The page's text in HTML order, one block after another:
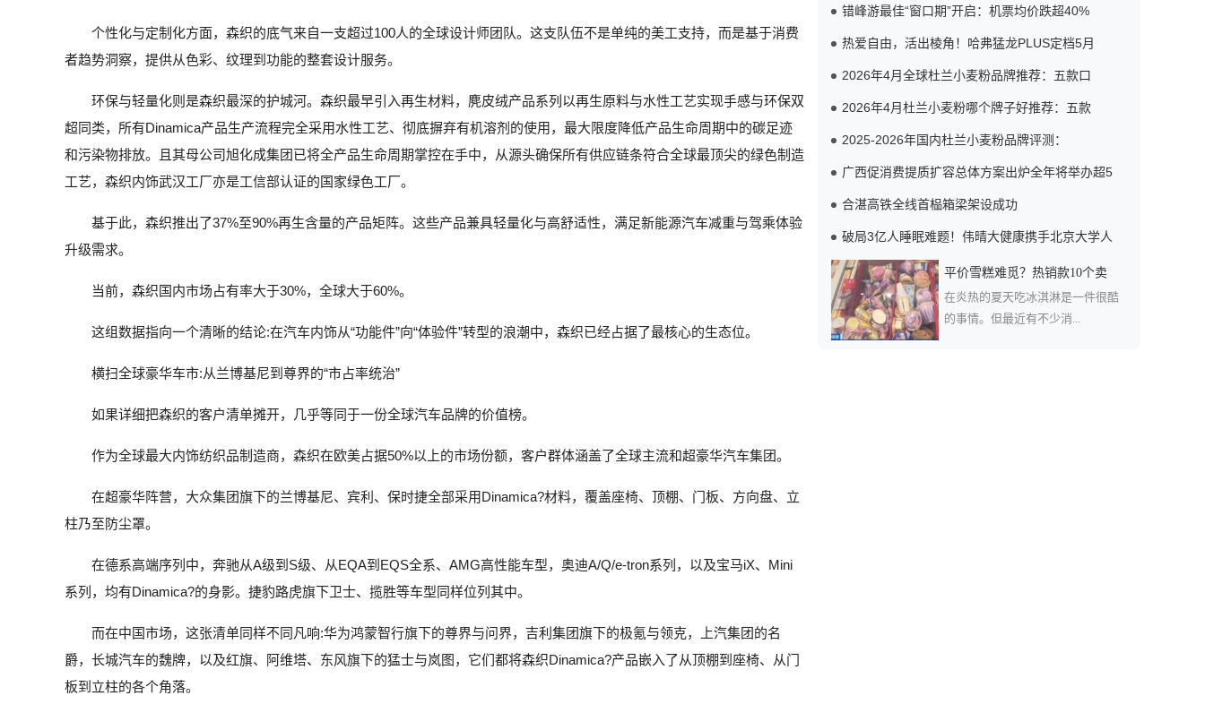
个性化与定制化方面，森织的底气来自一支超过100人的全球设计师团队。这支队伍不是单纯的美工支持，而是基于消费
者趋势洞察，提供从色彩、纹理到功能的整套设计服务。
环保与轻量化则是森织最深的护城河。森织最早引入再生材料，麂皮绒产品系列以再生原料与水性工艺实现手感与环保双
超同类，所有Dinamica产品生产流程完全采用水性工艺、彻底摒弃有机溶剂的使用，最大限度降低产品生命周期中的碳足迹
和污染物排放。且其母公司旭化成集团已将全产品生命周期掌控在手中，从源头确保所有供应链条符合全球最顶尖的绿色制造
工艺，森织内饰武汉工厂亦是工信部认证的国家绿色工厂。
基于此，森织推出了37%至90%再生含量的产品矩阵。这些产品兼具轻量化与高舒适性，满足新能源汽车减重与驾乘体验
升级需求。
当前，森织国内市场占有率大于30%，全球大于60%。
这组数据指向一个清晰的结论:在汽车内饰从“功能件”向“体验件”转型的浪潮中，森织已经占据了最核心的生态位。
横扫全球豪华车市:从兰博基尼到尊界的“市占率统治”
如果详细把森织的客户清单摊开，几乎等同于一份全球汽车品牌的价值榜。
作为全球最大内饰纺织品制造商，森织在欧美占据50%以上的市场份额，客户群体涵盖了全球主流和超豪华汽车集团。
在超豪华阵营，大众集团旗下的兰博基尼、宾利、保时捷全部采用Dinamica?材料，覆盖座椅、顶棚、门板、方向盘、立
柱乃至防尘罩。
在德系高端序列中，奔驰从A级到S级、从EQA到EQS全系、AMG高性能车型，奥迪A/Q/e-tron系列，以及宝马iX、Mini
系列，均有Dinamica?的身影。捷豹路虎旗下卫士、揽胜等车型同样位列其中。
而在中国市场，这张清单同样不同凡响:华为鸿蒙智行旗下的尊界与问界，吉利集团旗下的极氪与领克，上汽集团的名
爵，长城汽车的魏牌，以及红旗、阿维塔、东风旗下的猛士与岚图，它们都将森织Dinamica?产品嵌入了从顶棚到座椅、从门
板到立柱的各个角落。
错峰游最佳“窗口期”开启：机票均价跌超40%
热爱自由，活出棱角！哈弗猛龙PLUS定档5月
2026年4月全球杜兰小麦粉品牌推荐：五款口
2026年4月杜兰小麦粉哪个牌子好推荐：五款
2025-2026年国内杜兰小麦粉品牌评测：
广西促消费提质扩容总体方案出炉全年将举办超5
合湛高铁全线首榀箱梁架设成功
破局3亿人睡眠难题！伟晴大健康携手北京大学人
平价雪糕难觅？热销款10个卖
在炎热的夏天吃冰淇淋是一件很酷
的事情。但最近有不少消...